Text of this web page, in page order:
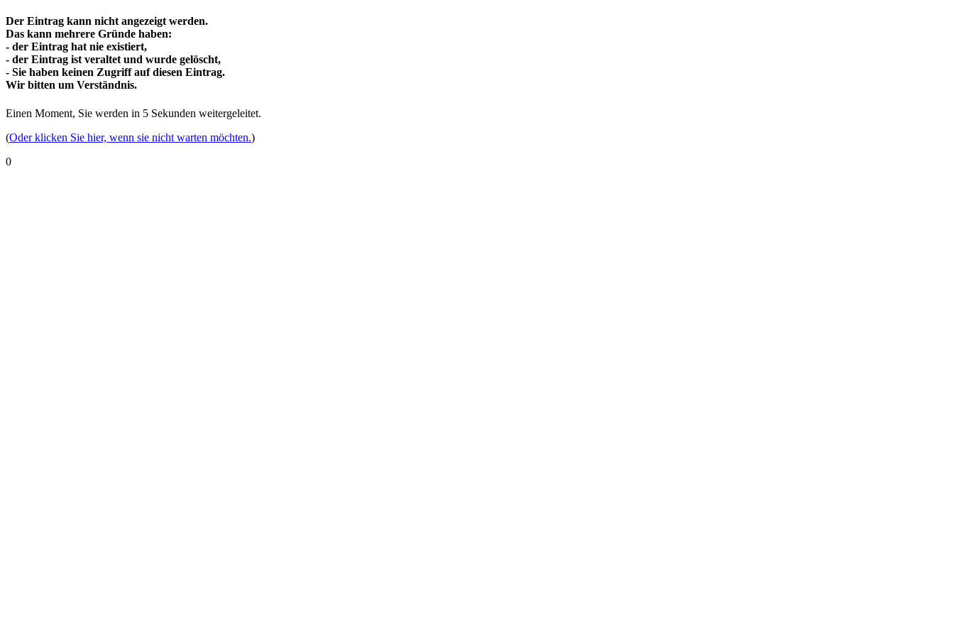
Der Eintrag kann nicht angezeigt werden.
Das kann mehrere Gründe haben:
- der Eintrag hat nie existiert,
- der Eintrag ist veraltet und wurde gelöscht,
- Sie haben keinen Zugriff auf diesen Eintrag.
Wir bitten um Verständnis.
Einen Moment, Sie werden in 5 Sekunden weitergeleitet.
(Oder klicken Sie hier, wenn sie nicht warten möchten.)
0